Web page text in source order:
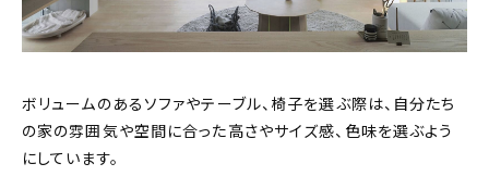
ボリュームのあるソファやテーブル、椅子を選ぶ際は、自分たち
の家の雰囲気や空間に合った高さやサイズ感、色味を選ぶよう
にしています。